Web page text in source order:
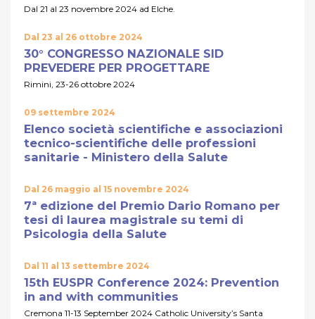
Dal 21 al 23 novembre 2024 ad Elche.
Dal 23 al 26 ottobre 2024
30° CONGRESSO NAZIONALE SID
PREVEDERE PER PROGETTARE
Rimini, 23-26 ottobre 2024
09 settembre 2024
Elenco società scientifiche e associazioni
tecnico-scientifiche delle professioni
sanitarie - Ministero della Salute
Dal 26 maggio al 15 novembre 2024
7ª edizione del Premio Dario Romano per
tesi di laurea magistrale su temi di
Psicologia della Salute
Dal 11 al 13 settembre 2024
15th EUSPR Conference 2024: Prevention
in and with communities
Cremona 11-13 September 2024 Catholic University’s Santa